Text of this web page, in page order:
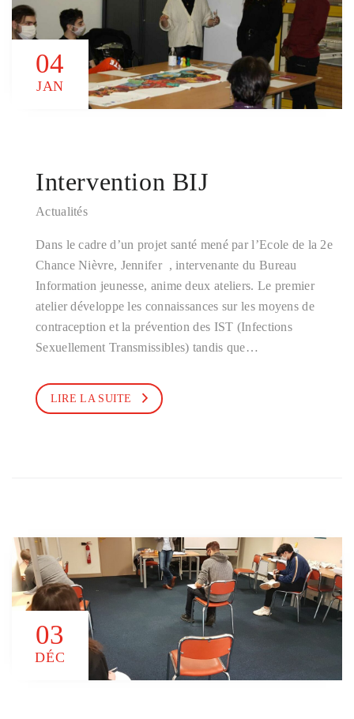
04
JAN
Intervention BIJ
Actualités
Dans le cadre d’un projet santé mené par l’Ecole de la 2e
Chance Nièvre, Jennifer , intervenante du Bureau
Information jeunesse, anime deux ateliers. Le premier
atelier développe les connaissances sur les moyens de
contraception et la prévention des IST (Infections
Sexuellement Transmissibles) tandis que…
LIRE LA SUITE
03
DÉC